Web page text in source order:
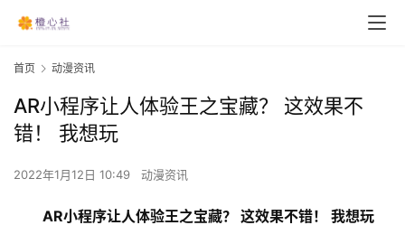
首页 动漫资讯
AR小程序让人体验王之宝藏？ 这效果不
错！ 我想玩
2022年1月12日 10:49 动漫资讯
AR小程序让人体验王之宝藏？ 这效果不错！ 我想玩